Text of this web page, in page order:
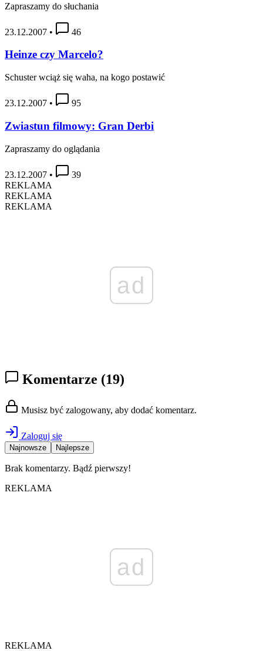
Zapraszamy do słuchania
23.12.2007 • 46
Heinze czy Marcelo?
Schuster wciąż się waha, na kogo postawić
23.12.2007 • 95
Zwiastun filmowy: Gran Derbi
Zapraszamy do oglądania
23.12.2007 •
39
REKLAMA
REKLAMA
REKLAMA
ad
Komentarze (19)
Musisz być zalogowany, aby dodać komentarz.
Zaloguj się
Najnowsze Najlepsze
Brak komentarzy. Bądź pierwszy!
REKLAMA
ad
REKLAMA